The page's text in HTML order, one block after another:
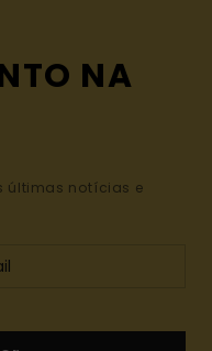
NA
últimas notícias e